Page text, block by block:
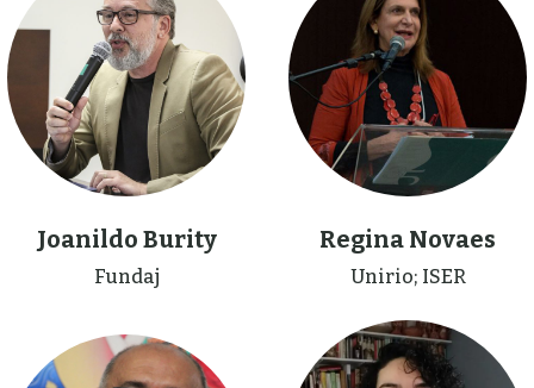
Joanildo Burity
Fundaj
Regina Novaes
Unirio; ISER